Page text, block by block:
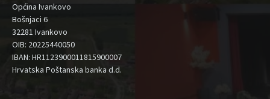
Općina Ivankovo
Bošnjaci 6
32281 Ivankovo
OIB: 20225440050
IBAN: HR1123900011815900007
Hrvatska Poštanska banka d.d.